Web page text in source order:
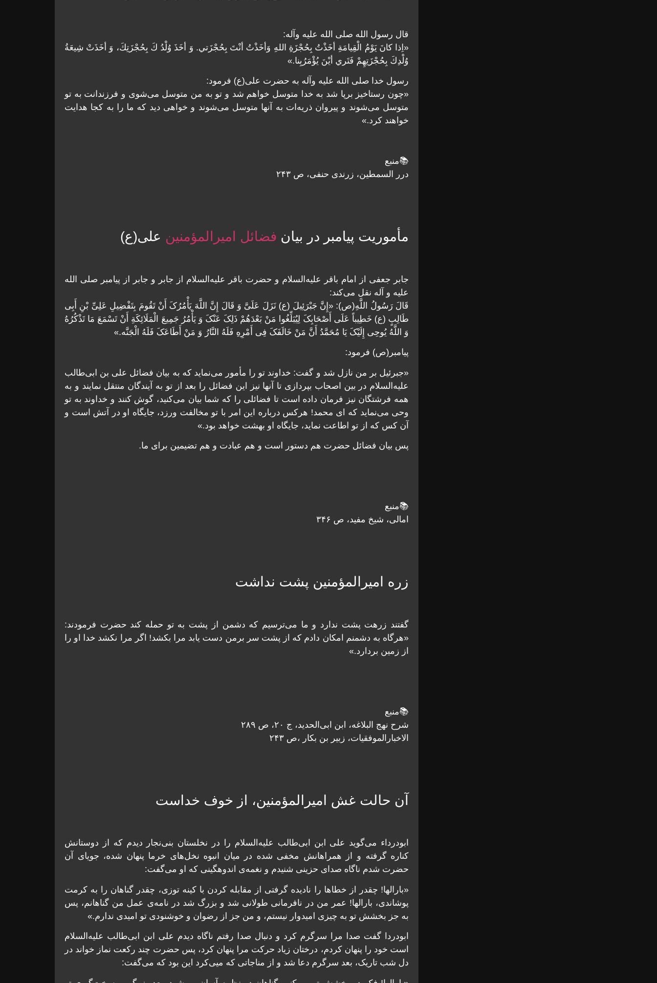
قال رسول الله صلى الله عليه وآله:
«اِذا كانَ يَوْمُ الْقِيامَةِ أخَذْتُ بِحُجْزَةِ اللهِ وَأخَذْتُ أنْتَ بِحُجْزَتي. وَ أخَذَ وُلْدُ كَ بِحُجْزَتِكَ، وَ أخَذَتْ شِيعَةُ
وُلْدِكَ بِحُجْزَتِهِمْ فَتَري أيْنَ يُؤْمَرُبِنا.»
رسول خدا صلى الله عليه وآله به حضرت علی(ع) فرمود:
«چون رستاخيز برپا شد به خدا متوسل خواهم شد و تو به من متوسل مى‌شوى و فرزندانت به تو
متوسل مى‌شوند و پيروان ذريه‌ات به آنها متوسل مى‌شوند و خواهى ديد كه ما را به كجا هدايت
خواهند كرد.»
📚منبع
درر السمطين، زرندی حنفی، ص ۲۴۳
مأموریت پیامبر در بیان فضائل امیرالمؤمنین علی(ع)
جابر جعفی از امام باقر علیه‌السلام و حضرت باقر علیه‌السلام از جابر و جابر از پیامبر صلی ‌الله‌
علیه‌ و ‌آله نقل می‌کند:
قَالَ رَسُولُ اللَّهِ(ص): «إِنَّ جَبْرَئِیلَ (ع) نَزَلَ عَلَیَّ وَ قَالَ إِنَّ اللَّهَ یَأْمُرُکَ أَنْ تَقُومَ بِتَفْضِیلِ عَلِیِّ بْنِ أَبِی
طَالِبٍ (ع) خَطِیباً عَلَى أَصْحَابِکَ لِیُبَلِّغُوا مَنْ بَعْدَهُمْ ذَلِکَ عَنْکَ وَ یَأْمُرُ جَمِیعَ الْمَلَائِکَةِ أَنْ تَسْمَعَ مَا تَذْکُرُهُ
وَ اللَّهُ یُوحِی إِلَیْکَ یَا مُحَمَّدُ أَنَّ مَنْ خَالَفَکَ فِی أَمْرِهِ فَلَهُ النَّارُ وَ مَنْ أَطَاعَکَ فَلَهُ الْجَنَّه.»
پیامبر(ص) فرمود:
«جبرئیل بر من نازل شد و گفت: خداوند تو را مأمور می‌نماید که به بیان فضائل علی بن ابی‌طالب
علیه‌السلام در بین اصحاب بپردازی تا آنها نیز این فضائل را بعد از تو به آیندگان منتقل نمایند و به
همه فرشتگان نیز فرمان داده است تا فضائلی را که شما بیان می‌کنید، گوش کنند و خداوند به تو
وحی می‌نماید که ای محمد! هرکس درباره این امر با تو مخالفت ورزد، جایگاه او در آتش است و
آن کس که از تو اطاعت نماید، جایگاه او بهشت خواهد بود.»
پس بیان فضائل حضرت هم دستور است و هم عبادت و هم تضیمین برای ما.
📚منبع
امالی، شیخ مفید، ص ۳۴۶
زره امیرالمؤمنین پشت نداشت
گفتند زرهت پشت ندارد و ما می‌ترسیم که دشمن از پشت به تو حمله کند حضرت فرمودند:
«هرگاه به دشمنم امکان دادم که از پشت سر برمن دست یابد مرا بکشد! اگر مرا نکشد خدا او را
از زمین بردارد.»
📚منبع
شرح نهج البلاغه، ابن ابی‌الحدید، ج ۲۰، ص ۲۸۹
الاخبارالموفقیات، زبیر بن بکار ،ص ۲۴۳
آن حالت غش امیرالمؤمنین، از خوف خداست
ابودرداء می‌گويد علی ابن ابی‌طالب عليه‏‌السلام را در نخلستان بنی‌نجار ديدم که از دوستانش
کناره گرفته و از همراهانش مخفی شده در ميان انبوه نخل‌های خرما پنهان شده، جويای آن
حضرت شدم ناگاه صدای حزينی شنيدم و نغمه‏‌ی اندوهگينی که او می‌‏گفت:
«بارالها! چقدر از خطاها را ناديده گرفتی از مقابله کردن با کينه توزی، چقدر گناهان را به کرمت
پوشاندی، بارالها! عمر من در نافرمانی طولانی شد و بزرگ شد در نامه‏‌ی عمل من گناهانم، پس
به جز بخشش تو به چيزی اميدوار نيستم، و من جز از رضوان و خوشنودی تو اميدی ندارم.»
ابودردا گفت صدا مرا سرگرم کرد و دنبال صدا رفتم ناگاه ديدم علی ابن ابی‌طالب عليه‏‌السلام
است خود را پنهان کردم، درختان زياد حرکت مرا پنهان کرد، پس حضرت چند رکعت نماز خواند در
دل شب تاريک، بعد سرگرم دعا شد و از مناجاتی که ميی‌کرد اين بود که می‌گفت: